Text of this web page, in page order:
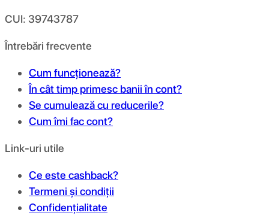
CUI: 39743787
Întrebări frecvente
Cum funcționează?
În cât timp primesc banii în cont?
Se cumulează cu reducerile?
Cum îmi fac cont?
Link-uri utile
Ce este cashback?
Termeni și condiții
Confidențialitate